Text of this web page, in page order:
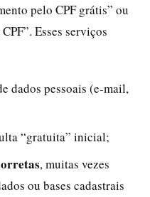
pelo CPF grátis” ou
Esses serviços
dados pessoais (e-mail,
“gratuita” inicial;
, muitas vezes
ou bases cadastrais